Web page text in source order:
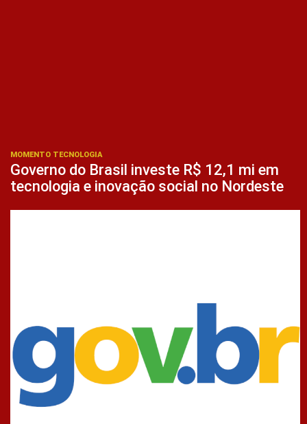
MOMENTO TECNOLOGIA
Governo do Brasil investe R$ 12,1 mi em
tecnologia e inovação social no Nordeste